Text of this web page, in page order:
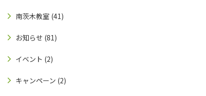
南茨木教室 (41)
お知らせ (81)
イベント (2)
キャンペーン (2)